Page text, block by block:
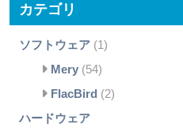
カテゴリ
ソフトウェア(1)
Mery(54)
FlacBird (2)
ハードウェア